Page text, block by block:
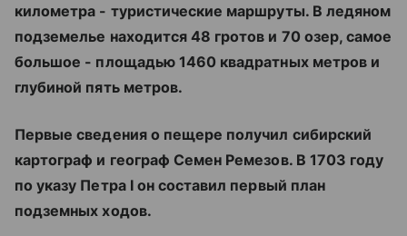
километра - туристические маршруты. В ледяном
подземелье находится 48 гротов и 70 озер, самое
большое - площадью 1460 квадратных метров и
глубиной пять метров.
Первые сведения о пещере получил сибирский
картограф и географ Семен Ремезов. В 1703 году
по указу Петра I он составил первый план
подземных ходов.